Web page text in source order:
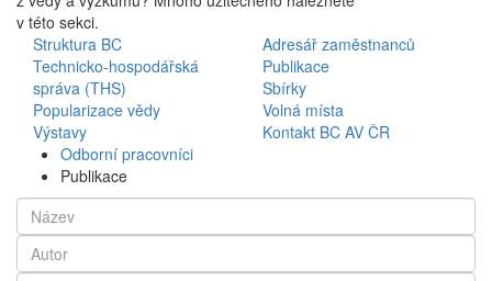
v této sekci.
Struktura BC
Adresář zaměstnanců
Technicko-hospodářská
správa (THS)
Publikace
Sbírky
Popularizace vědy
Volná místa
Výstavy
Kontakt BC AV ČR
Odborní pracovníci
Publikace